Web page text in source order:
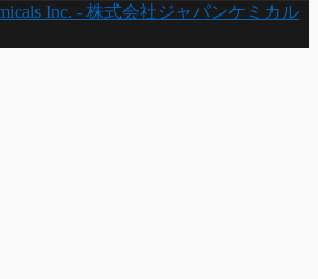
Inc. - 株式会社ジャパンケミカル